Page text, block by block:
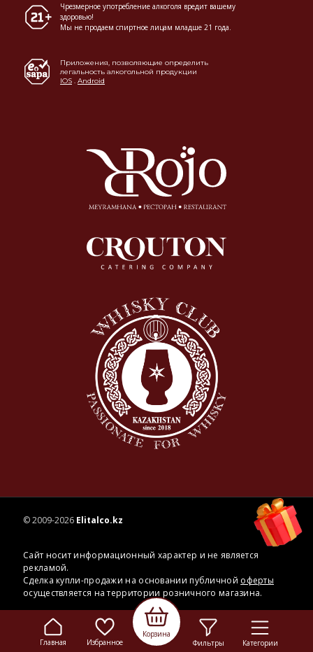
Главная Избранное
Корзина
Фильтры
Категории
Чрезмерное употребление алкоголя вредит вашему
здоровью!
Мы не продаем спиртное лицам младше 21 года.
Приложения, позволяющие определить
легальность алкогольной продукции
IOS . Android
© 2009-2026 Elitalco.kz
Сайт носит информационный характер и не является
рекламой.
Сделка купли-продажи на основании публичной оферты
осуществляется на территории розничного магазина.